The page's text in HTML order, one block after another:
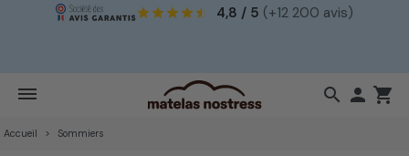
4,8 / 5 (+12 200 avis)
search  shopping_cart
Accueil Sommiers